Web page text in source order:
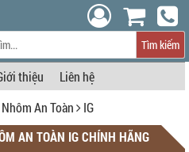
Tìm kiếm
thiệu
Liên hệ
An Toàn
IG
AN TOÀN IG CHÍNH HÃNG